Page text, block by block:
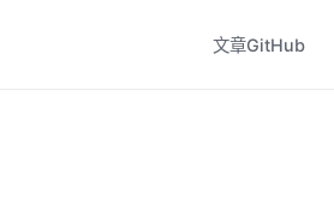
文章GitHub